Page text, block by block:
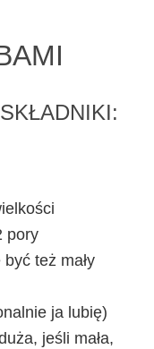
pory
też mały
ja lubię)
jeśli mała,